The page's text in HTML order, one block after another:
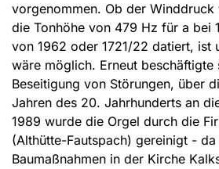
vorgenommen. Ob der Winddruck
die Tonhöhe von 479 Hz für a bei
von 1962 oder 1721/22 datiert, ist
wäre möglich. Erneut beschäftigte
Beseitigung von Störungen, über
Jahren des 20. Jahrhunderts an
1989 wurde die Orgel durch die
(Althütte-Fautspach) gereinigt -
Baumaßnahmen in der Kirche